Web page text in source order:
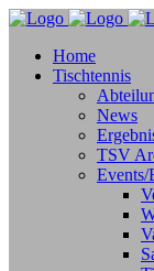
Home
Tischtennis
News
TSV